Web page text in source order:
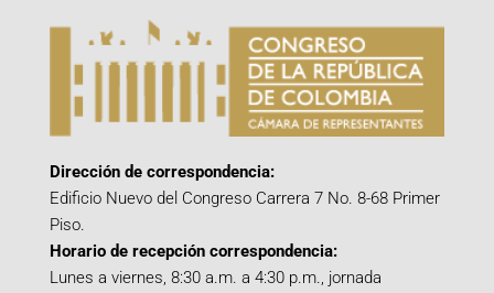
Dirección de correspondencia:
Edificio Nuevo del Congreso Carrera 7 No. 8-68 Primer
Piso.
Horario de recepción correspondencia:
Lunes a viernes, 8:30 a.m. a 4:30 p.m., jornada